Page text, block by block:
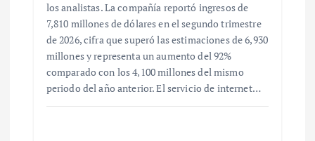
los analistas. La compañía reportó ingresos de
7,810 millones de dólares en el segundo trimestre
de 2026, cifra que superó las estimaciones de 6,930
millones y representa un aumento del 92%
comparado con los 4,100 millones del mismo
periodo del año anterior. El servicio de internet…